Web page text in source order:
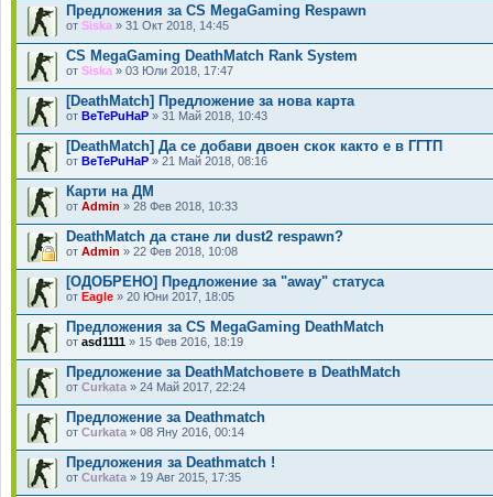
Предложения за CS MegaGaming Respawn
от Siska » 31 Окт 2018, 14:45
CS MegaGaming DeathMatch Rank System
от Siska » 03 Юли 2018, 17:47
[DeathMatch] Предложение за нова карта
от BeTePuHaP » 31 Май 2018, 10:43
[DeathMatch] Да се добави двоен скок както е в ГГТП
от BeTePuHaP » 21 Май 2018, 08:16
Карти на ДМ
от Admin » 28 Фев 2018, 10:33
DeathMatch да стане ли dust2 respawn?
от Admin » 22 Фев 2018, 10:08
[ОДОБРЕНО] Предложение за "away" статуса
от Eagle » 20 Юни 2017, 18:05
Предложения за CS MegaGaming DeathMatch
от asd1111 » 15 Фев 2016, 18:19
Предложение за DeathMatchовете в DeathMatch
от Curkata » 24 Май 2017, 22:24
Предложение за Deathmatch
от Curkata » 08 Яну 2016, 00:14
Предложения за Deathmatch !
от Curkata » 19 Авг 2015, 17:35